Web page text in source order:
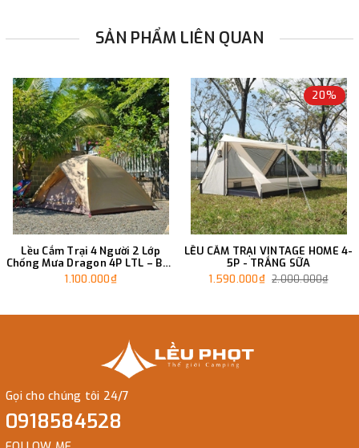
SẢN PHẨM LIÊN QUAN
Lều Cắm Trại 4 Người 2 Lớp
Chống Mưa Dragon 4P LTL – Bền
Bỉ & Chống Nước Cực Tốt
1.100.000₫
20%
LỀU CẮM TRẠI VINTAGE HOME 4-
5P - TRẮNG SỮA
1.590.000₫ 2.000.000₫
Gọi cho chúng tôi 24/7
0918584528